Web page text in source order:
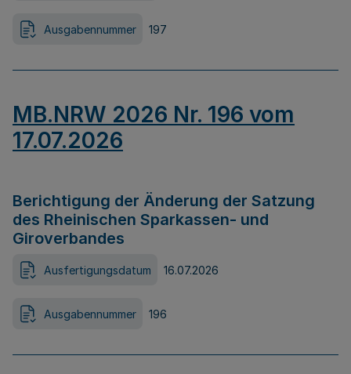
Ausgabennummer 197
MB.NRW 2026 Nr. 196 vom
17.07.2026
Berichtigung der Änderung der Satzung
des Rheinischen Sparkassen- und
Giroverbandes
Ausfertigungsdatum 16.07.2026
Ausgabennummer 196